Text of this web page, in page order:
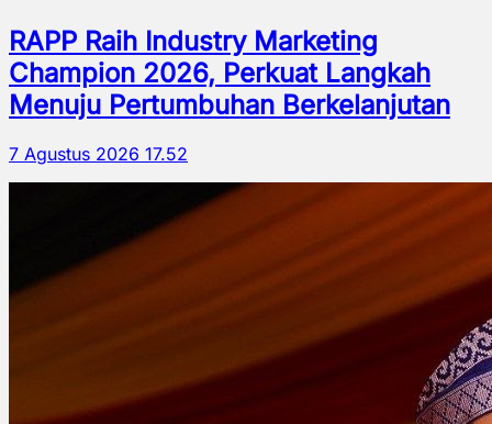
RAPP Raih Industry Marketing
Champion 2026, Perkuat Langkah
Menuju Pertumbuhan Berkelanjutan
7 Agustus 2026 17.52